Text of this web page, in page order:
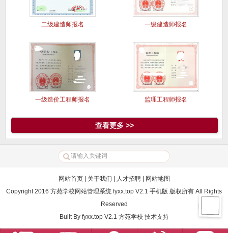
二级建造师报名 一级建造师报名
一级造价工程师报名 监理工程师报名
查看更多 >>
网站首页| 关于我们 人才招聘|
网站地图
Copyright 2016 方苑学校网站管理系统 fyxx.top V2.1 手机版 版权所有 All Rights
Reserved
Built By fyxx.top V2.1 方苑学校技术支持